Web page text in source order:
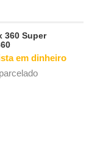
360 Super
em dinheiro